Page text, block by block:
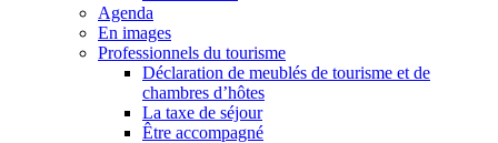
Agenda
En images
Professionnels du tourisme
Déclaration de meublés de tourisme et de
chambres d’hôtes
La taxe de séjour
Être accompagné